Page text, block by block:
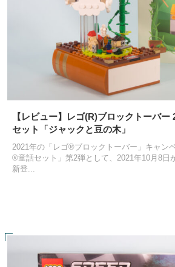
【レビュー】レゴ(R)ブロックトーバー
セット「ジャックと豆の木」
2021年の「レゴ®ブロックトーバー」キャン
®童話セット」第2弾として、2021年10月8日
新登...